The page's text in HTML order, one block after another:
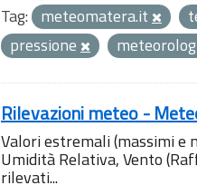
Tag: meteomatera.it
pressione
Rilevazioni meteo -
Valori estremali (massimi e
Umidità Relativa, Vento
rilevati...